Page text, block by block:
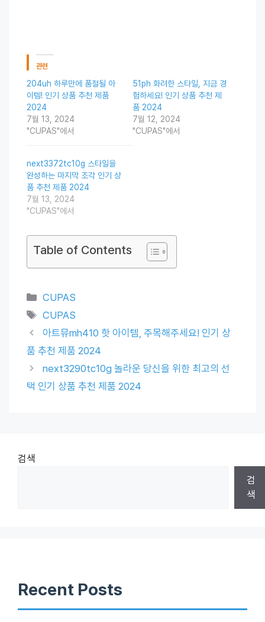
관련
204uh 하루만에 품절될 아
이템! 인기 상품 추천 제품
2024
7월 13, 2024
"CUPAS"에서
51ph 화려한 스타일, 지금 경
험하세요! 인기 상품 추천 제
품 2024
7월 12, 2024
"CUPAS"에서
next3372tc10g 스타일을
완성하는 마지막 조각 인기 상
품 추천 제품 2024
7월 13, 2024
"CUPAS"에서
Table of Contents
Categories
CUPAS
Tags
CUPAS
아트뮤mh410 핫 아이템, 주목해주세요! 인기 상
품 추천 제품 2024
next3290tc10g 놀라운 당신을 위한 최고의 선
택 인기 상품 추천 제품 2024
검색
검
색
Recent Posts